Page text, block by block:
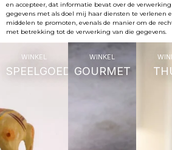
en accepteer, dat informatie bevat over de
gegevens met als doel mij haar diensten te verlenen
middelen te promoten, evenals de manier om de
met betrekking tot de verwerking van die gegevens.
WINKEL
SPEELGOED
WINKEL
GOURMET